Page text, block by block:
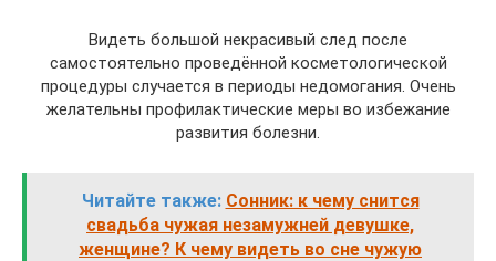
Видеть большой некрасивый след после
самостоятельно проведённой косметологической
процедуры случается в периоды недомогания. Очень
желательны профилактические меры во избежание
развития болезни.
Читайте также: Сонник: к чему снится
свадьба чужая незамужней девушке,
женщине? К чему видеть во сне чужую